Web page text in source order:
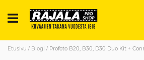
Etusivu Blogi Profoto B20, B30, D30 Duo Kit +